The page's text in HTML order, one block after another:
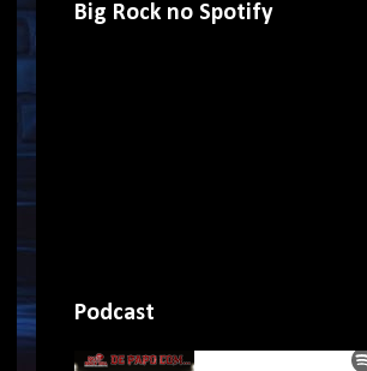
Big Rock no Spotify
Podcast